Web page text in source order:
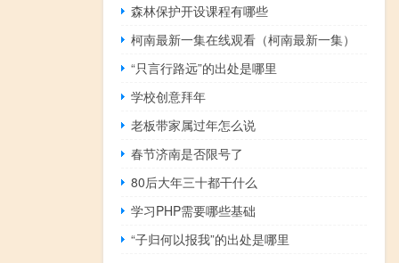
森林保护开设课程有哪些
柯南最新一集在线观看（柯南最新一集）
“只言行路远”的出处是哪里
学校创意拜年
老板带家属过年怎么说
春节济南是否限号了
80后大年三十都干什么
学习PHP需要哪些基础
“子归何以报我”的出处是哪里